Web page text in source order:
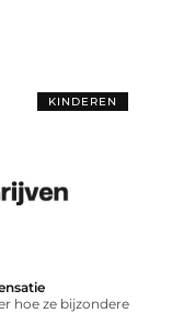
KINDEREN
hoe ze bijzondere